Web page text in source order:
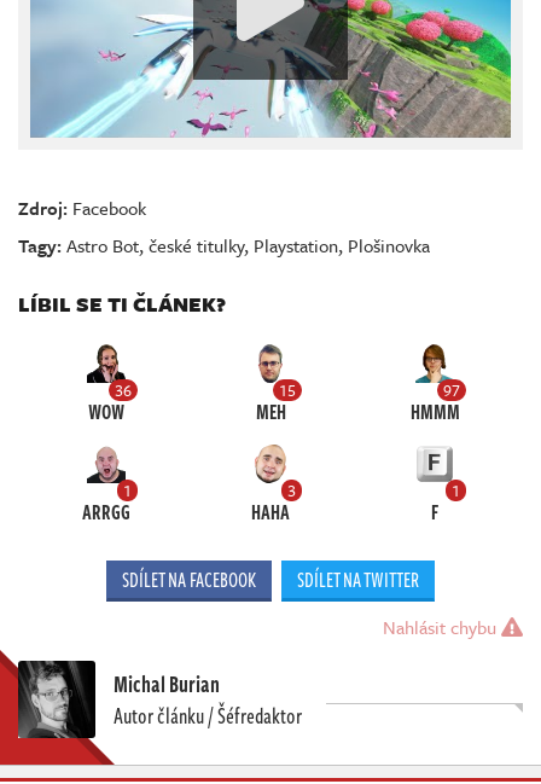
Zdroj: Facebook
Tagy:Astro Bot,české titulky, Playstation, Plošinovka
LÍBIL SE TI ČLÁNEK?
36
WOW
15
MEH
97
HMMM
1
ARRGG
3
HAHA
1
F
SDÍLET NA FACEBOOK SDÍLET NA TWITTER
Nahlásit chybu
Michal Burian
Autor článku / Šéfredaktor